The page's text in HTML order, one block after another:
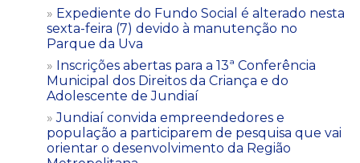
Expediente do Fundo Social é alterado nesta
sexta-feira (7) devido à manutenção no
Parque da Uva
Inscrições abertas para a 13ª Conferência
Municipal dos Direitos da Criança e do
Adolescente de Jundiaí
Jundiaí convida empreendedores e
população a participarem de pesquisa que vai
orientar o desenvolvimento da Região